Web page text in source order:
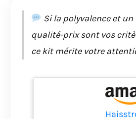
qualité
raison
vous
offrons
satisfait
Si la polyvalence et
qualité-prix sont vos
ce kit mérite votre